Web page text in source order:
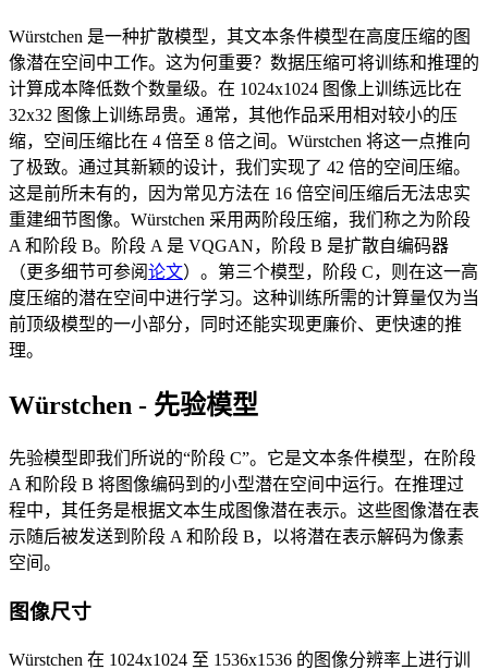
Würstchen 是一种扩散模型，其文本条件模型在高度压缩的图
像潜在空间中工作。这为何重要？数据压缩可将训练和推理的
计算成本降低数个数量级。在 1024x1024 图像上训练远比在
32x32 图像上训练昂贵。通常，其他作品采用相对较小的压
缩，空间压缩比在 4 倍至 8 倍之间。Würstchen 将这一点推向
了极致。通过其新颖的设计，我们实现了 42 倍的空间压缩。
这是前所未有的，因为常见方法在 16 倍空间压缩后无法忠实
重建细节图像。Würstchen 采用两阶段压缩，我们称之为阶段
A 和阶段 B。阶段 A 是 VQGAN，阶段 B 是扩散自编码器
（更多细节可参阅论文）。第三个模型，阶段 C，则在这一高
度压缩的潜在空间中进行学习。这种训练所需的计算量仅为当
前顶级模型的一小部分，同时还能实现更廉价、更快速的推
理。
Würstchen - 先验模型
先验模型即我们所说的“阶段 C”。它是文本条件模型，在阶段
A 和阶段 B 将图像编码到的小型潜在空间中运行。在推理过
程中，其任务是根据文本生成图像潜在表示。这些图像潜在表
示随后被发送到阶段 A 和阶段 B，以将潜在表示解码为像素
空间。
图像尺寸
Würstchen 在 1024x1024 至 1536x1536 的图像分辨率上进行训